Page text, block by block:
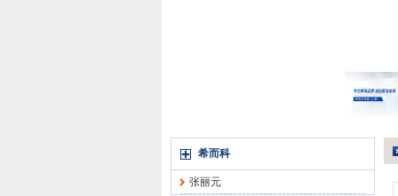
希而科
张丽元